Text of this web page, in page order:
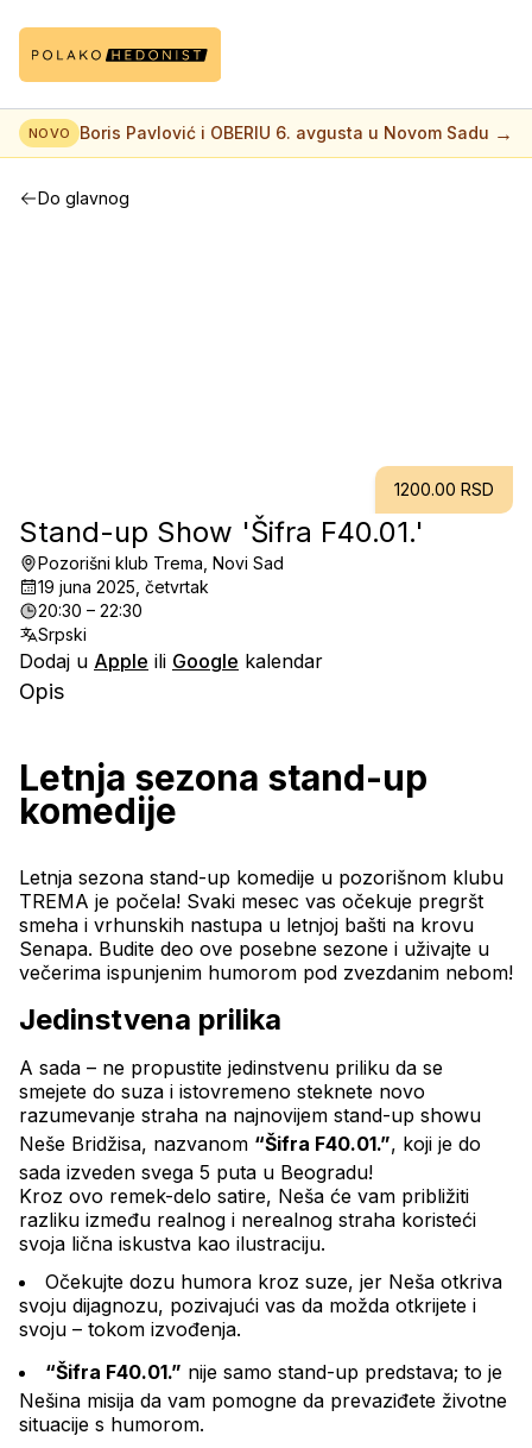
NOVO Boris Pavlović i OBERIU 6. avgusta u Novom Sadu →
Do glavnog
1200.00 RSD
Stand-up Show 'Šifra F40.01.'
Pozorišni klub Trema, Novi Sad
19 juna 2025, četvrtak
20:30 – 22:30
Srpski
Dodaj u Apple ili Google kalendar
Opis
Letnja sezona stand-up
komedije
Letnja sezona stand-up komedije u pozorišnom klubu
TREMA je počela! Svaki mesec vas očekuje pregršt
smeha i vrhunskih nastupa u letnjoj bašti na krovu
Senapa. Budite deo ove posebne sezone i uživajte u
večerima ispunjenim humorom pod zvezdanim nebom!
Jedinstvena prilika
A sada – ne propustite jedinstvenu priliku da se
smejete do suza i istovremeno steknete novo
razumevanje straha na najnovijem stand-up showu
Neše Bridžisa, nazvanom “Šifra F40.01.”, koji je do
sada izveden svega 5 puta u Beogradu!
Kroz ovo remek-delo satire, Neša će vam približiti
razliku između realnog i nerealnog straha koristeći
svoja lična iskustva kao ilustraciju.
Očekujte dozu humora kroz suze, jer Neša otkriva
svoju dijagnozu, pozivajući vas da možda otkrijete i
svoju – tokom izvođenja.
“Šifra F40.01.” nije samo stand-up predstava; to je
Nešina misija da vam pomogne da prevaziđete životne
situacije s humorom.